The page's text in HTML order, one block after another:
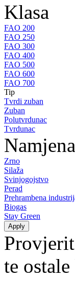
Klasa
FAO 200
FAO 250
FAO 300
FAO 400
FAO 500
FAO 600
FAO 700
Tip
Tvrdi zuban
Zuban
Polutvrdunac
Tvrdunac
Namjena
Zrno
Silaža
Svinjogojstvo
Perad
Prehrambena
Biogas
Stay Green
te